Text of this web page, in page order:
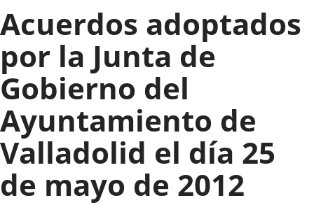
externa.
Acuerdos adoptados
por la Junta de
Gobierno del
Ayuntamiento de
Valladolid el día 25
de mayo de 2012